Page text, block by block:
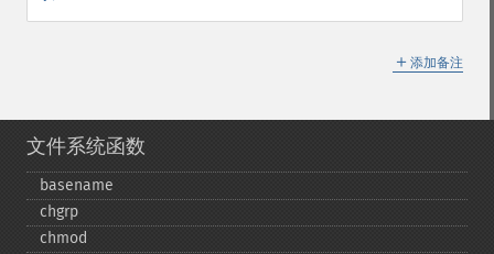
＋ 添加备注
文件系统函数
basename
chgrp
chmod